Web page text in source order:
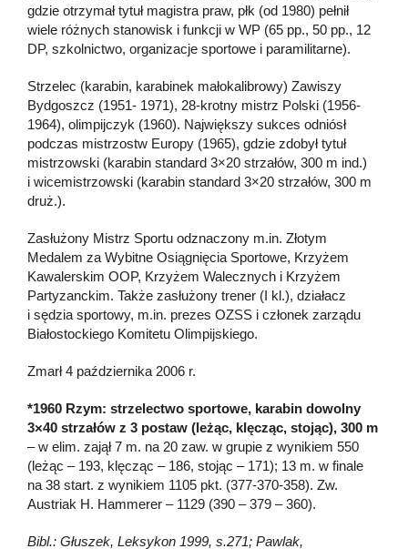
gdzie otrzymał tytuł magistra praw, płk (od 1980) pełnił
wiele różnych stanowisk i funkcji w WP (65 pp., 50 pp., 12
DP, szkolnictwo, organizacje sportowe i paramilitarne).
Strzelec (karabin, karabinek małokalibrowy) Zawiszy
Bydgoszcz (1951- 1971), 28-krotny mistrz Polski (1956-
1964), olimpijczyk (1960). Największy sukces odniósł
podczas mistrzostw Europy (1965), gdzie zdobył tytuł
mistrzowski (karabin standard 3×20 strzałów, 300 m ind.)
i wicemistrzowski (karabin standard 3×20 strzałów, 300 m
druż.).
Zasłużony Mistrz Sportu odznaczony m.in. Złotym
Medalem za Wybitne Osiągnięcia Sportowe, Krzyżem
Kawalerskim OOP, Krzyżem Walecznych i Krzyżem
Partyzanckim. Także zasłużony trener (I kl.), działacz
i sędzia sportowy, m.in. prezes OZSS i członek zarządu
Białostockiego Komitetu Olimpijskiego.
Zmarł 4 października 2006 r.
*1960 Rzym: strzelectwo sportowe, karabin dowolny
3×40 strzałów z 3 postaw (leżąc, klęcząc, stojąc), 300 m
– w elim. zajął 7 m. na 20 zaw. w grupie z wynikiem 550
(leżąc – 193, klęcząc – 186, stojąc – 171); 13 m. w finale
na 38 start. z wynikiem 1105 pkt. (377-370-358). Zw.
Austriak H. Hammerer – 1129 (390 – 379 – 360).
Bibl.: Głuszek, Leksykon 1999, s.271; Pawlak,